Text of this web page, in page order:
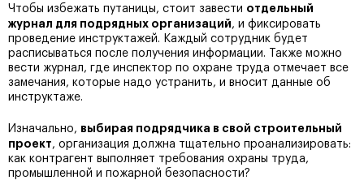
Чтобы избежать путаницы, стоит завести отдельный
журнал для подрядных организаций, и фиксировать
проведение инструктажей. Каждый сотрудник будет
расписываться после получения информации. Также можно
вести журнал, где инспектор по охране труда отмечает все
замечания, которые надо устранить, и вносит данные об
инструктаже.
Изначально, выбирая подрядчика в свой строительный
проект, организация должна тщательно проанализировать:
как контрагент выполняет требования охраны труда,
промышленной и пожарной безопасности?